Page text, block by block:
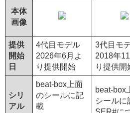
本体
画像
提供
開始
日
4代目モデル
2026年6月よ
り提供開始
3代目モ
2018年
り提供開
シリ
アル
beat-box上面
のシールに記
載
beat-box
シールに